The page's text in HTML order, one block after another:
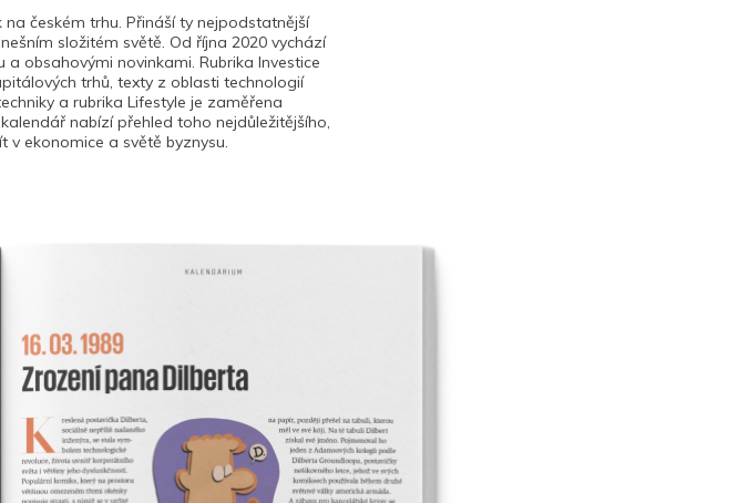
českém trhu. Přináší ty nejpodstatnější
složitém světě. Od října 2020 vychází
obsahovými novinkami. Rubrika Investice
trhů, texty z oblasti technologií
a rubrika Lifestyle je zaměřena
nabízí přehled toho nejdůležitějšího,
v ekonomice a světě byznysu.